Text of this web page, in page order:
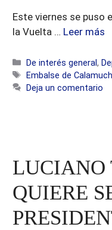
Este viernes se puso
la Vuelta … Leer más
Categorías
De interés general,
Etiquetas
Embalse de
Deja un comentario
LUCIANO
QUIERE